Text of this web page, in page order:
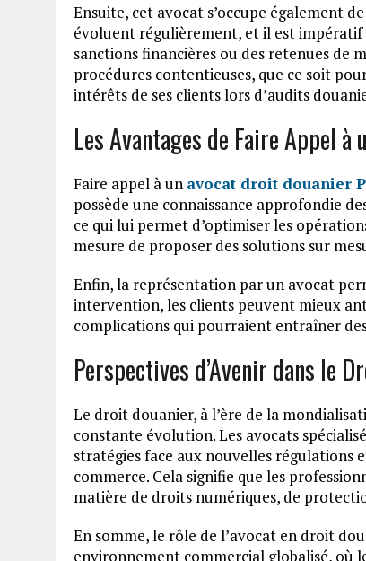
Ensuite, cet avocat s’occupe également
évoluent régulièrement, et il est impératif
sanctions financières ou des retenues de
procédures contentieuses, que ce soit
intérêts de ses clients lors d’audits
Les Avantages de Faire Appel à
Faire appel à un avocat droit douanier
possède une connaissance approfondie
ce qui lui permet d’optimiser les
mesure de proposer des solutions sur
Enfin, la représentation par un avocat
intervention, les clients peuvent mieux
complications qui pourraient entraîner
Perspectives d’Avenir dans le
Le droit douanier, à l’ère de la
constante évolution. Les avocats
stratégies face aux nouvelles régulations
commerce. Cela signifie que les
matière de droits numériques, de
En somme, le rôle de l’avocat en droit
environnement commercial globalisé, où